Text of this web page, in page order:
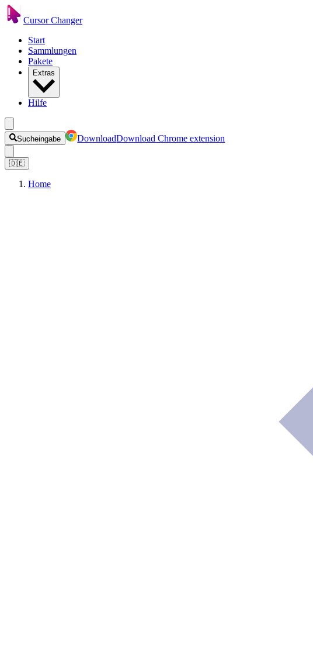
Cursor Changer
Start
Sammlungen
Pakete
Extras
Hilfe
Sucheingabe DownloadDownload Chrome extension
🇩🇪
Home